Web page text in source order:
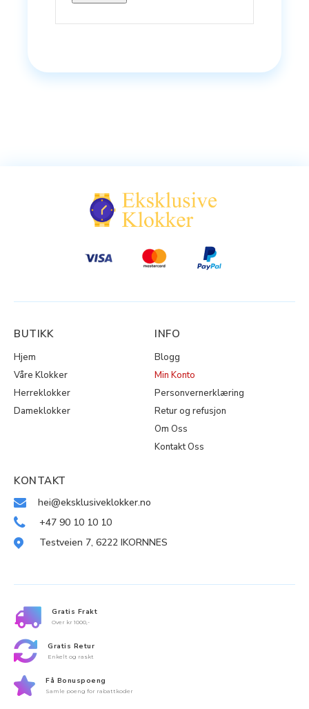
BUTIKK
Hjem
Våre Klokker
Herreklokker
Dameklokker
INFO
Blogg
Min Konto
Personvernerklæring
Retur og refusjon
Om Oss
Kontakt Oss
KONTAKT
hei@eksklusiveklokker.no
+47 90 10 10 10
Testveien 7, 6222 IKORNNES
Gratis Frakt
Over kr 1000,-
Gratis Retur
Enkelt og raskt
Få Bonuspoeng
Samle poeng for rabattkoder